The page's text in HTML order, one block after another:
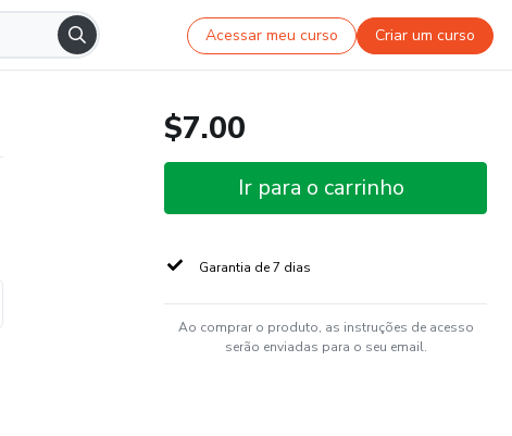
Acessar meu curso Criar um curso
$7.00
Ir para o carrinho
Garantia de 7 dias
Ao comprar o produto, as instruções de acesso
serão enviadas para o seu email.